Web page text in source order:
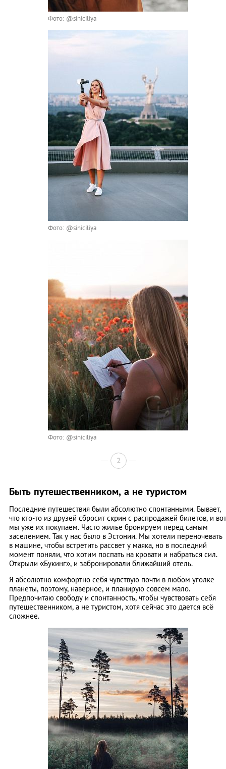
Фото: @siniciliya
Фото: @siniciliya
Фото: @siniciliya
2
Быть путешественником, а не туристом
Последние путешествия были абсолютно спонтанными. Бывает,
что кто-то из друзей сбросит скрин с распродажей билетов, и вот
мы уже их покупаем. Часто жилье бронируем перед самым
заселением. Так у нас было в Эстонии. Мы хотели переночевать
в машине, чтобы встретить рассвет у маяка, но в последний
момент поняли, что хотим поспать на кровати и набраться сил.
Открыли «Букинг», и забронировали ближайший отель.
Я абсолютно комфортно себя чувствую почти в любом уголке
планеты, поэтому, наверное, и планирую совсем мало.
Предпочитаю свободу и спонтанность, чтобы чувствовать себя
путешественником, а не туристом, хотя сейчас это дается всё
сложнее.